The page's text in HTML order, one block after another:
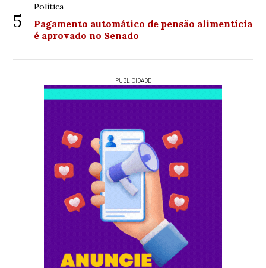
5
Política
Pagamento automático de pensão alimentícia
é aprovado no Senado
PUBLICIDADE